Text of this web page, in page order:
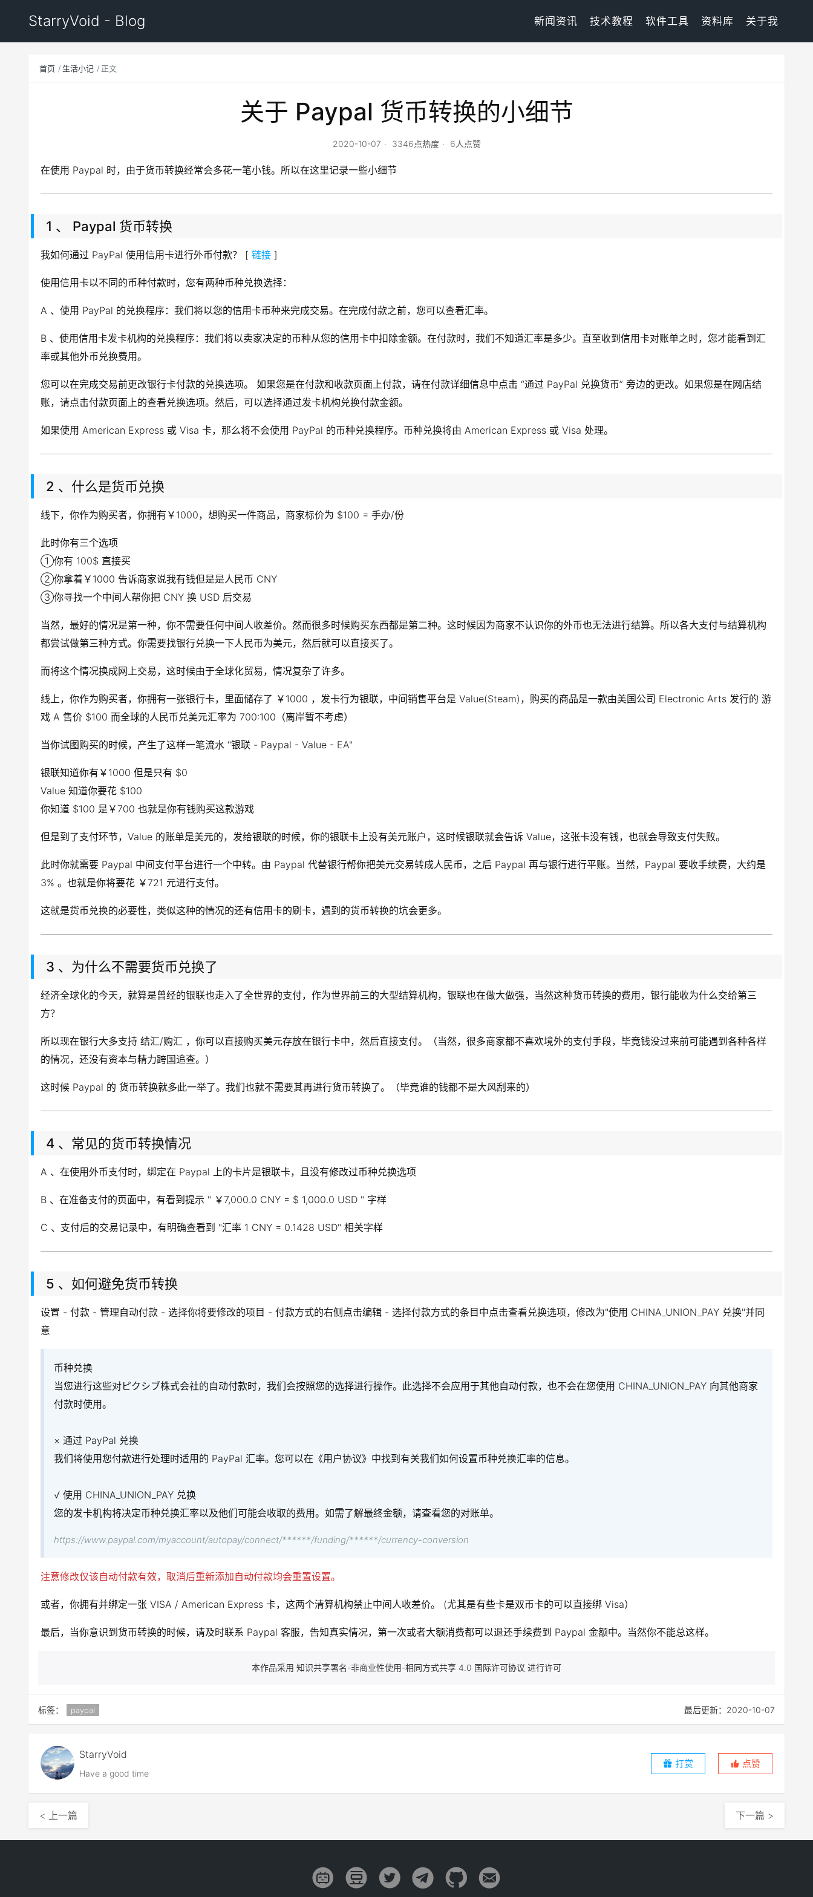
StarryVoid - Blog 新闻资讯 技术教程 软件工具 资料库 关于我
首页 生活小记 正文
关于 Paypal 货币转换的小细节
2020-10-07 3346点热度 6人点赞
在使用 Paypal 时，由于货币转换经常会多花一笔小钱。所以在这里记录一些小细节
1 、 Paypal 货币转换
我如何通过 PayPal 使用信用卡进行外币付款？ [ 链接 ]
使用信用卡以不同的币种付款时，您有两种币种兑换选择：
A 、使用 PayPal 的兑换程序：我们将以您的信用卡币种来完成交易。在完成付款之前，您可以查看汇率。
B 、使用信用卡发卡机构的兑换程序：我们将以卖家决定的币种从您的信用卡中扣除金额。在付款时，我们不知道汇率是多少。直至收到信用卡对账单之时，您才能看到汇
率或其他外币兑换费用。
您可以在完成交易前更改银行卡付款的兑换选项。 如果您是在付款和收款页面上付款，请在付款详细信息中点击 “通过 PayPal 兑换货币” 旁边的更改。如果您是在网店结
账，请点击付款页面上的查看兑换选项。然后，可以选择通过发卡机构兑换付款金额。
如果使用 American Express 或 Visa 卡，那么将不会使用 PayPal 的币种兑换程序。币种兑换将由 American Express 或 Visa 处理。
2 、什么是货币兑换
线下，你作为购买者，你拥有￥1000，想购买一件商品，商家标价为 $100 = 手办/份
此时你有三个选项
①你有 100$ 直接买
②你拿着￥1000 告诉商家说我有钱但是是人民币 CNY
③你寻找一个中间人帮你把 CNY 换 USD 后交易
当然，最好的情况是第一种，你不需要任何中间人收差价。然而很多时候购买东西都是第二种。这时候因为商家不认识你的外币也无法进行结算。所以各大支付与结算机构
都尝试做第三种方式。你需要找银行兑换一下人民币为美元，然后就可以直接买了。
而将这个情况换成网上交易，这时候由于全球化贸易，情况复杂了许多。
线上，你作为购买者，你拥有一张银行卡，里面储存了 ￥1000 ，发卡行为银联，中间销售平台是 Value(Steam)，购买的商品是一款由美国公司 Electronic Arts 发行的 游
戏 A 售价 $100 而全球的人民币兑美元汇率为 700:100（离岸暂不考虑）
当你试图购买的时候，产生了这样一笔流水 "银联 - Paypal - Value - EA"
银联知道你有￥1000 但是只有 $0
Value 知道你要花 $100
你知道 $100 是￥700 也就是你有钱购买这款游戏
但是到了支付环节，Value 的账单是美元的，发给银联的时候，你的银联卡上没有美元账户，这时候银联就会告诉 Value，这张卡没有钱，也就会导致支付失败。
此时你就需要 Paypal 中间支付平台进行一个中转。由 Paypal 代替银行帮你把美元交易转成人民币，之后 Paypal 再与银行进行平账。当然，Paypal 要收手续费，大约是
3% 。也就是你将要花 ￥721 元进行支付。
这就是货币兑换的必要性，类似这种的情况的还有信用卡的刷卡，遇到的货币转换的坑会更多。
3 、为什么不需要货币兑换了
经济全球化的今天，就算是曾经的银联也走入了全世界的支付，作为世界前三的大型结算机构，银联也在做大做强，当然这种货币转换的费用，银行能收为什么交给第三
方？
所以现在银行大多支持 结汇/购汇 ，你可以直接购买美元存放在银行卡中，然后直接支付。（当然，很多商家都不喜欢境外的支付手段，毕竟钱没过来前可能遇到各种各样
的情况，还没有资本与精力跨国追查。）
这时候 Paypal 的 货币转换就多此一举了。我们也就不需要其再进行货币转换了。（毕竟谁的钱都不是大风刮来的）
4 、常见的货币转换情况
A 、在使用外币支付时，绑定在 Paypal 上的卡片是银联卡，且没有修改过币种兑换选项
B 、在准备支付的页面中，有看到提示 " ￥7,000.0 CNY = $ 1,000.0 USD " 字样
C 、支付后的交易记录中，有明确查看到 "汇率 1 CNY = 0.1428 USD" 相关字样
5 、如何避免货币转换
设置 - 付款 - 管理自动付款 - 选择你将要修改的项目 - 付款方式的右侧点击编辑 - 选择付款方式的条目中点击查看兑换选项，修改为"使用 CHINA_UNION_PAY 兑换"并同
意
币种兑换
当您进行这些对ピクシブ株式会社的自动付款时，我们会按照您的选择进行操作。此选择不会应用于其他自动付款，也不会在您使用 CHINA_UNION_PAY 向其他商家
付款时使用。
× 通过 PayPal 兑换
我们将使用您付款进行处理时适用的 PayPal 汇率。您可以在《用户协议》中找到有关我们如何设置币种兑换汇率的信息。
√ 使用 CHINA_UNION_PAY 兑换
您的发卡机构将决定币种兑换汇率以及他们可能会收取的费用。如需了解最终金额，请查看您的对账单。
https://www.paypal.com/myaccount/autopay/connect/******/funding/******/currency-conversion
注意修改仅该自动付款有效，取消后重新添加自动付款均会重置设置。
或者，你拥有并绑定一张 VISA / American Express 卡，这两个清算机构禁止中间人收差价。 (尤其是有些卡是双币卡的可以直接绑 Visa）
最后，当你意识到货币转换的时候，请及时联系 Paypal 客服，告知真实情况，第一次或者大额消费都可以退还手续费到 Paypal 金额中。当然你不能总这样。
本作品采用 知识共享署名-非商业性使用-相同方式共享 4.0 国际许可协议 进行许可
标签： paypal 最后更新：2020-10-07
StarryVoid
Have a good time
打赏 点赞
< 上一篇 下一篇 >